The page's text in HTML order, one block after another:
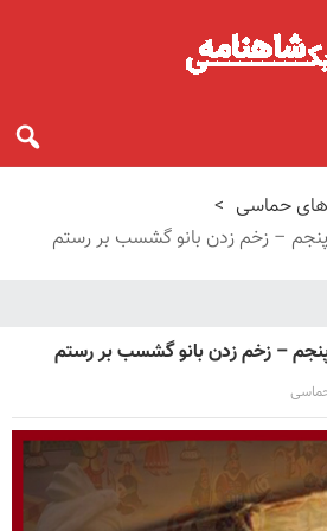
حماسی >
– زخم زدن بانو گشسب بر رستم
– زخم زدن بانو گشسب بر رستم